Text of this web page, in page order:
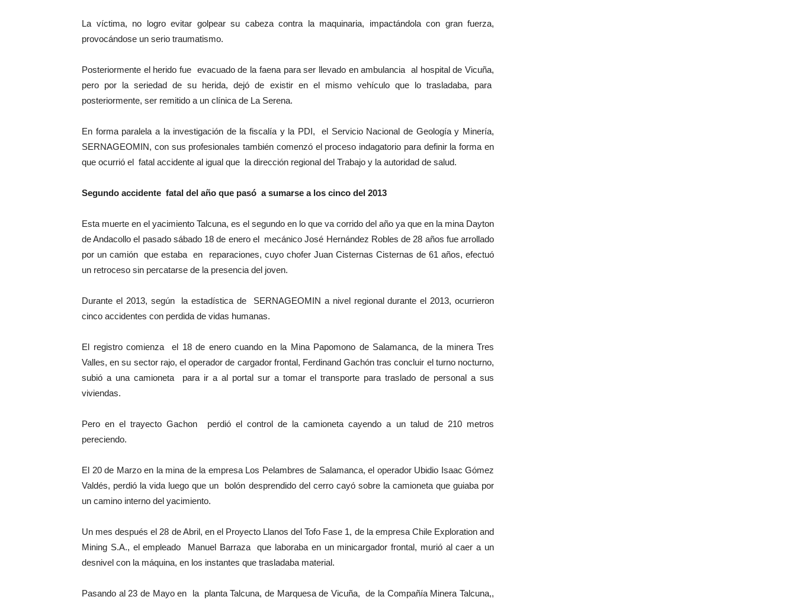
La víctima, no logro evitar golpear su cabeza contra la maquinaria, impactándola con gran fuerza,
provocándose un serio traumatismo.
Posteriormente el herido fue evacuado de la faena para ser llevado en ambulancia al hospital de Vicuña,
pero por la seriedad de su herida, dejó de existir en el mismo vehículo que lo trasladaba, para
posteriormente, ser remitido a un clínica de La Serena.
En forma paralela a la investigación de la fiscalía y la PDI, el Servicio Nacional de Geología y Minería,
SERNAGEOMIN, con sus profesionales también comenzó el proceso indagatorio para definir la forma en
que ocurrió el fatal accidente al igual que la dirección regional del Trabajo y la autoridad de salud.
Segundo accidente fatal del año que pasó a sumarse a los cinco del 2013
Esta muerte en el yacimiento Talcuna, es el segundo en lo que va corrido del año ya que en la mina Dayton
de Andacollo el pasado sábado 18 de enero el mecánico José Hernández Robles de 28 años fue arrollado
por un camión que estaba en reparaciones, cuyo chofer Juan Cisternas Cisternas de 61 años, efectuó
un retroceso sin percatarse de la presencia del joven.
Durante el 2013, según la estadística de SERNAGEOMIN a nivel regional durante el 2013, ocurrieron
cinco accidentes con perdida de vidas humanas.
El registro comienza el 18 de enero cuando en la Mina Papomono de Salamanca, de la minera Tres
Valles, en su sector rajo, el operador de cargador frontal, Ferdinand Gachón tras concluir el turno nocturno,
subió a una camioneta para ir a al portal sur a tomar el transporte para traslado de personal a sus
viviendas.
Pero en el trayecto Gachon perdió el control de la camioneta cayendo a un talud de 210 metros
pereciendo.
El 20 de Marzo en la mina de la empresa Los Pelambres de Salamanca, el operador Ubidio Isaac Gómez
Valdés, perdió la vida luego que un bolón desprendido del cerro cayó sobre la camioneta que guiaba por
un camino interno del yacimiento.
Un mes después el 28 de Abril, en el Proyecto Llanos del Tofo Fase 1, de la empresa Chile Exploration and
Mining S.A., el empleado Manuel Barraza que laboraba en un minicargador frontal, murió al caer a un
desnivel con la máquina, en los instantes que trasladaba material.
Pasando al 23 de Mayo en la planta Talcuna, de Marquesa de Vicuña, de la Compañía Minera Talcuna,,